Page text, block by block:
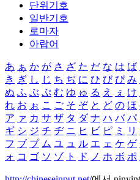
단위기호
일반기호
로마자
아랍어
あ ぁ か が さ ざ た だ な は ば
き ぎ し じ ち ぢ に ひ び ぴ み
ぬ ふ ぶ ぷ む ゆ ゅ る え ぇ け
れ お ぉ こ ご そ ぞ と ど の ほ
ア ァ カ サ ザ タ ダ ナ ハ バ パ
ギ シ ジ チ ヂ ニ ヒ ビ ピ ミ リ
フ ブ プ ム ユ ュ ル エ ェ ケ ゲ
ォ コ ゴ ソ ゾ ト ド ノ ホ ボ ポ